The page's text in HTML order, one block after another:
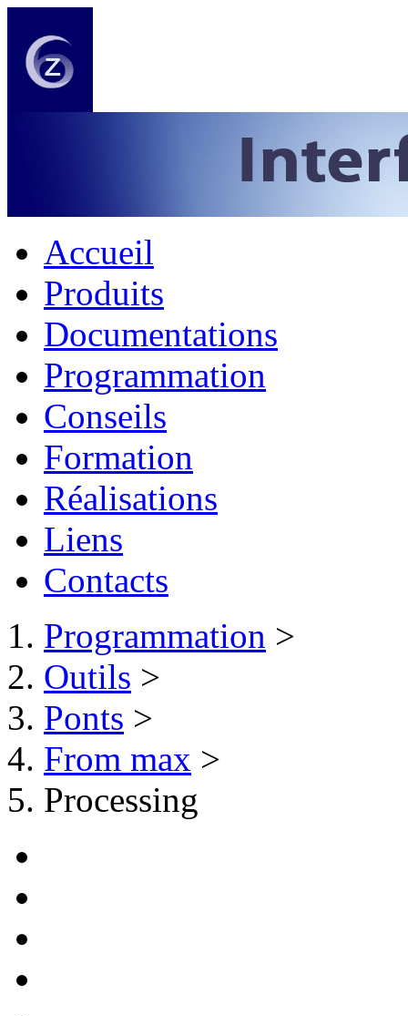
Accueil
Produits
Documentations
Programmation
Conseils
Formation
Réalisations
Liens
Contacts
Programmation >
Outils >
Ponts >
From max >
Processing